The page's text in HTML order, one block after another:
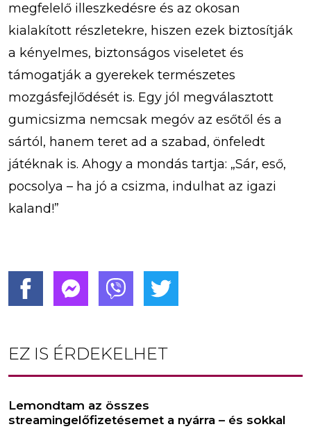
megfelelő illeszkedésre és az okosan
kialakított részletekre, hiszen ezek biztosítják
a kényelmes, biztonságos viseletet és
támogatják a gyerekek természetes
mozgásfejlődését is. Egy jól megválasztott
gumicsizma nemcsak megóv az esőtől és a
sártól, hanem teret ad a szabad, önfeledt
játéknak is. Ahogy a mondás tartja: „Sár, eső,
pocsolya – ha jó a csizma, indulhat az igazi
kaland!”
EZ IS ÉRDEKELHET
Lemondtam az összes
streamingelőfizetésemet a nyárra – és sokkal